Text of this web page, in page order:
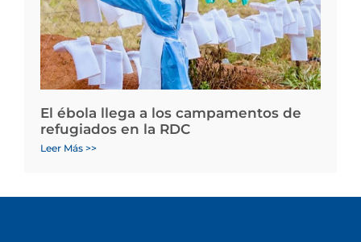
El ébola llega a los campamentos de
refugiados en la RDC
Leer Más >>